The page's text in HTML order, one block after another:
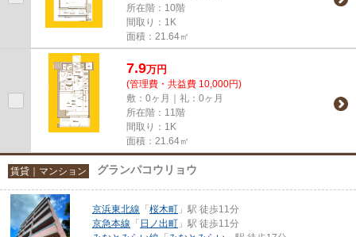
所在階：10階
間取り：1K
面積：21.64㎡
7.9万円
(管理費・共益費 10,000円)
敷：0ヶ月｜礼：0ヶ月
所在階：11階
間取り：1K
面積：21.64㎡
賃貸｜マンション グランパコウリョウ
京浜東北線 「 桜木町 」駅 徒歩11分
京急本線 「 日ノ出町 」駅 徒歩11分